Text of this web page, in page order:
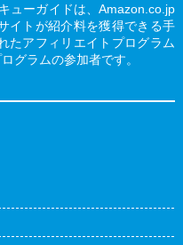
ューガイドは、Amazon.co.jp
イトが紹介料を獲得できる手
たアフィリエイトプログラム
グラムの参加者です。